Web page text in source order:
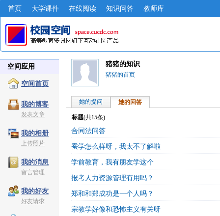
首页 大学课件 在线阅读 知识问答 教师库
空间应用
空间首页
我的博客
发表文章
我的相册
上传照片
我的消息
留言管理
我的好友
好友请求
猪猪的知识
猪猪的首页
她的提问 她的回答
标题(共15条)
合同法问答
蚕学怎么样呀，我太不了解啦
学前教育，我有朋友学这个
报考人力资源管理有用吗？
郑和和郑成功是一个人吗？
宗教学好像和恐怖主义有关呀